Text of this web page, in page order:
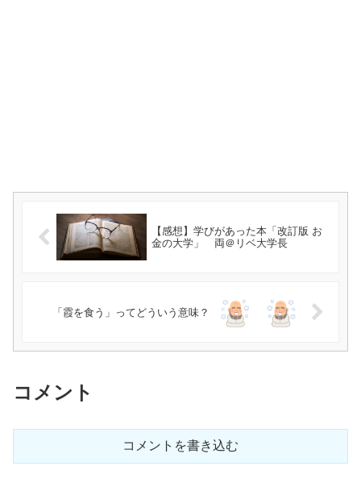
【感想】学びがあった本「改訂版 お
金の大学」 両＠リベ大学長
「霞を食う」ってどういう意味？
コメント
コメントを書き込む